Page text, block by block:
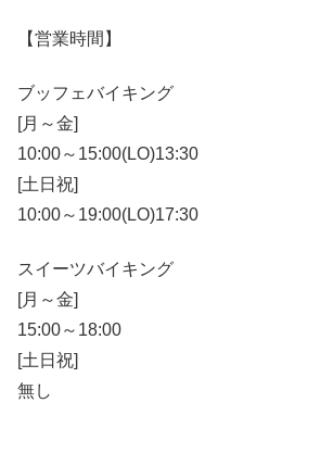
【営業時間】
ブッフェバイキング
[月～金]
10:00～15:00(LO)13:30
[土日祝]
10:00～19:00(LO)17:30
スイーツバイキング
[月～金]
15:00～18:00
[土日祝]
無し